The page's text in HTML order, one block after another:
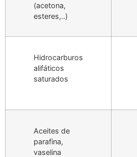
(acetona,
esteres,..)
Hidrocarburos
alifáticos
saturados
Aceites de
parafina,
vaselina